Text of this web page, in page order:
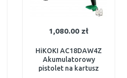
1,080.00 zł
HiKOKI AC18DAW4Z
Akumulatorowy
pistolet na kartusz